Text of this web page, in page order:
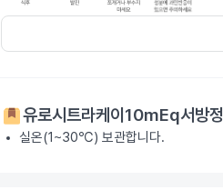
유로시트라케이10mEq서방정
실온(1~30℃) 보관합니다.